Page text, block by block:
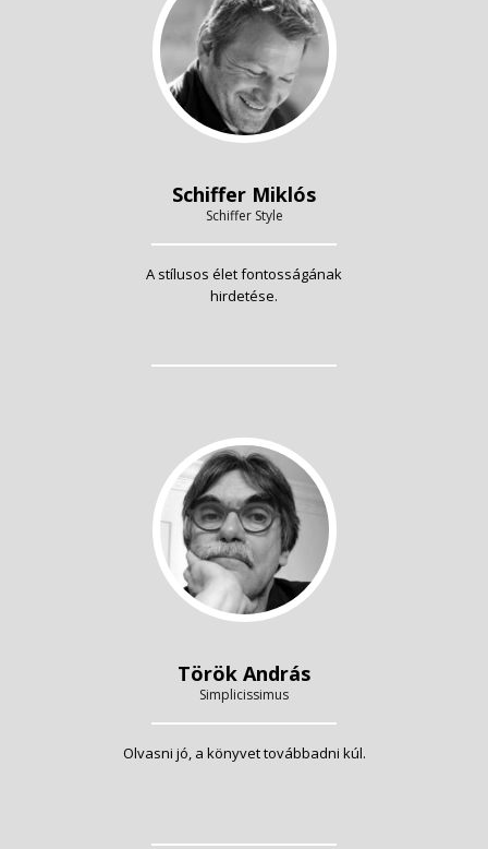
Schiffer Miklós
Schiffer Style
A stílusos élet fontosságának
hirdetése.
Török András
Simplicissimus
Olvasni jó, a könyvet továbbadni kúl.